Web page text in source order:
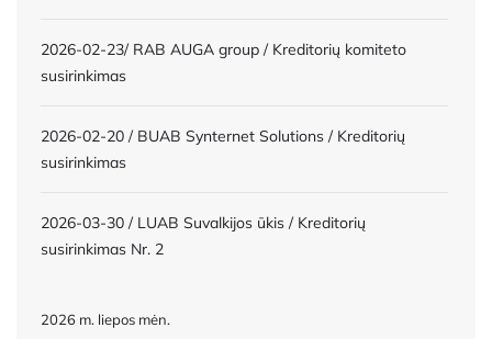
2026-02-23/ RAB AUGA group / Kreditorių komiteto
susirinkimas
2026-02-20 / BUAB Synternet Solutions / Kreditorių
susirinkimas
2026-03-30 / LUAB Suvalkijos ūkis / Kreditorių
susirinkimas Nr. 2
2026 m. liepos mėn.